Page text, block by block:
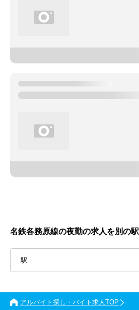
名鉄各務原線の夜勤の求人を別の
駅
アルバイト探し・バイト求人TOP